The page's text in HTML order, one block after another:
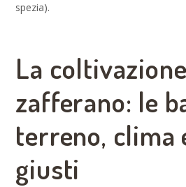
spezia).
La
zafferano: le
terreno, clima
giusti